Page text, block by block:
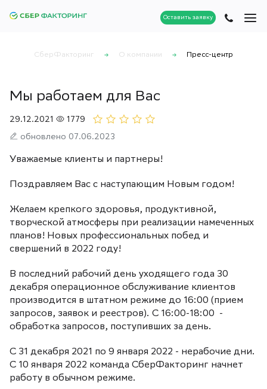
Оставить заявку
СберФакторинг О компании Пресс-центр
Мы работаем для Вас
29.12.2021
1779
обновлено 07.06.2023
Уважаемые клиенты и партнеры!
Поздравляем Вас с наступающим Новым годом!
Желаем крепкого здоровья, продуктивной,
творческой атмосферы при реализации намеченных
планов! Новых профессиональных побед и
свершений в 2022 году!
В последний рабочий день уходящего года 30
декабря операционное обслуживание клиентов
производится в штатном режиме до 16:00 (прием
запросов, заявок и реестров). С 16:00-18:00 -
обработка запросов, поступивших за день.
С 31 декабря 2021 по 9 января 2022 - нерабочие дни.
С 10 января 2022 команда СберФакторинг начнет
работу в обычном режиме.